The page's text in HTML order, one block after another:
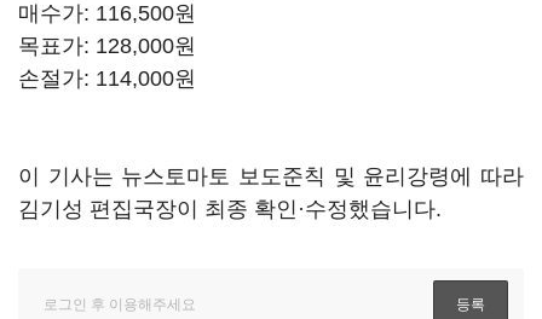
매수가: 116,500원
목표가: 128,000원
손절가: 114,000원
이 기사는 뉴스토마토 보도준칙 및 윤리강령에 따라
김기성 편집국장이 최종 확인·수정했습니다.